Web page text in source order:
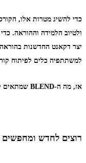
כדי להשיג מטרות אלו,
ולטיוב הלמידה וההוראה.
יצר דקאנט החדשנות
למשתתפיה כלים לפיתוח
אז, מה ה-BLEND שמתאים לכם?
רוצים לחדש ומחפשים